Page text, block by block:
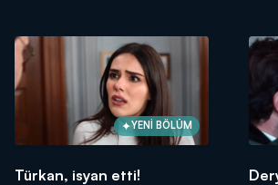
YENİ BÖLÜM
Türkan, isyan etti!